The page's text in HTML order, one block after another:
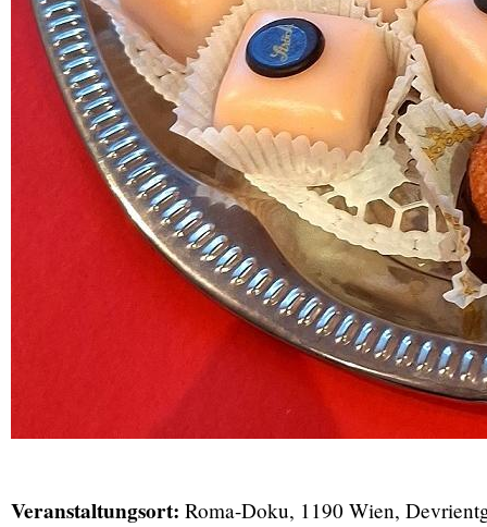
Veranstaltungsort: Roma-Doku, 1190 Wien,